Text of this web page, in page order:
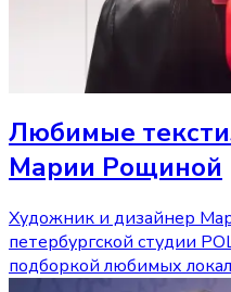
Любимые
Марии Рощиной
Художник и дизайнер
петербургской студии
подборкой любимых